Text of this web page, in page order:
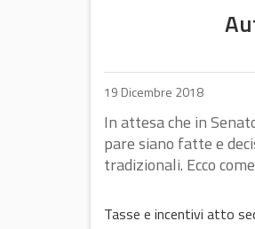
19 Dicembre 2018
In attesa che in
pare siano fatte e
tradizionali. Ecco
Tasse e incentivi atto